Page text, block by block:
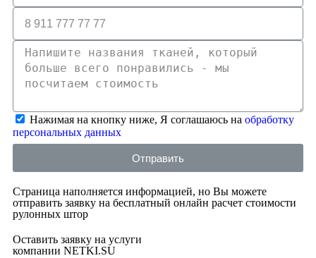
Нажимая на кнопку ниже, Я соглашаюсь на обработку
персональных данных
Отправить
Страница наполняется информацией, но Вы можете
отправить заявку на бесплатный онлайн расчет стоимости
рулонных штор
Оставить заявку на услуги
компании NETKI.SU